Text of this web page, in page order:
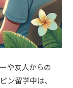
や友人からの
ン留学中は、